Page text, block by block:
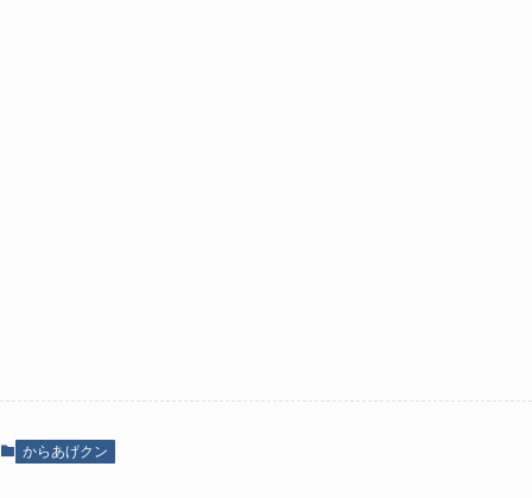
からあげクン